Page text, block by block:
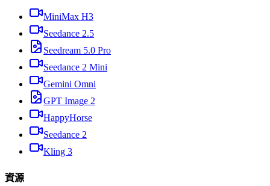
MiniMax H3
Seedance 2.5
Seedream 5.0 Pro
Seedance 2 Mini
Gemini Omni
GPT Image 2
HappyHorse
Seedance 2
Kling 3
資源